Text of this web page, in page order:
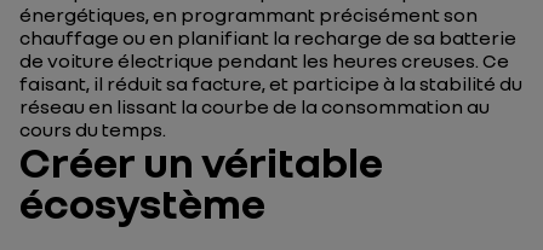
énergétiques, en programmant précisément son
chauffage ou en planifiant la recharge de sa batterie
de voiture électrique pendant les heures creuses. Ce
faisant, il réduit sa facture, et participe à la stabilité du
réseau en lissant la courbe de la consommation au
cours du temps.
Créer un véritable
écosystème